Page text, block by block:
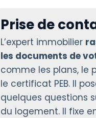
Prise de
L’expert immobilier
les documents de
comme les plans, le
le certificat PEB. Il
quelques questions
du logement. Il fixe